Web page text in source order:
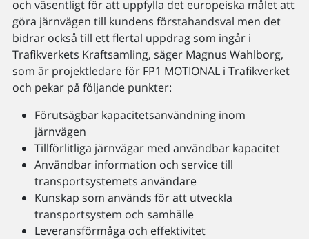
och väsentligt för att uppfylla det europeiska målet att
göra järnvägen till kundens förstahandsval men det
bidrar också till ett flertal uppdrag som ingår i
Trafikverkets Kraftsamling, säger Magnus Wahlborg,
som är projektledare för FP1 MOTIONAL i Trafikverket
och pekar på följande punkter:
Förutsägbar kapacitetsanvändning inom
järnvägen
Tillförlitliga järnvägar med användbar kapacitet
Användbar information och service till
transportsystemets användare
Kunskap som används för att utveckla
transportsystem och samhälle
Leveransförmåga och effektivitet